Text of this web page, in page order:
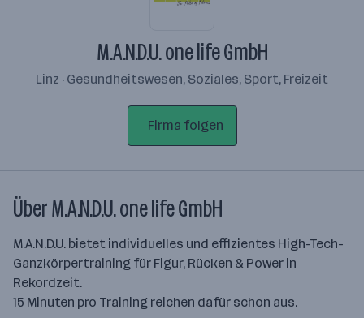
M.A.N.D.U. one life GmbH
Linz · Gesundheitswesen, Soziales, Sport, Freizeit
Firma folgen
Über M.A.N.D.U. one life GmbH
M.A.N.D.U. bietet individuelles und effizientes High-Tech-
Ganzkörpertraining für Figur, Rücken & Power in
Rekordzeit.
15 Minuten pro Training reichen dafür schon aus.